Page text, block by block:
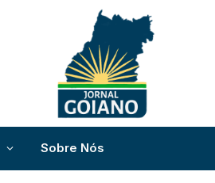
Sobre Nós